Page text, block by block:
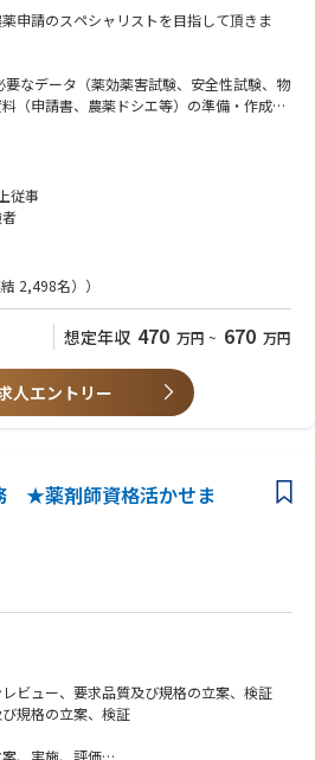
申請のスペシャリストを目指して頂きま
要なデータ（薬効薬害試験、安全性試験、物
（申請書、農薬ドシエ等）の準備・作成
取り進め・管理
従事
2,498名））
想定年収 470 万円 ~ 670 万円
人エントリー
★薬剤師資格活かせま
ビュー、要求品質及び規格の立案、検証
規格の立案、検証